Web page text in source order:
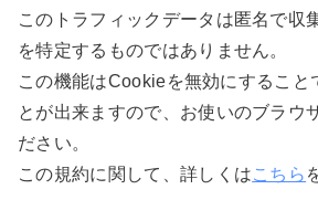
このトラフィックデータは匿名で収
を特定するものではありません。
この機能はCookieを無効にすること
とが出来ますので、お使いのブラウ
ださい。
この規約に関して、詳しくはこちら